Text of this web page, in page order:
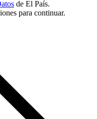
de El País.
para continuar.